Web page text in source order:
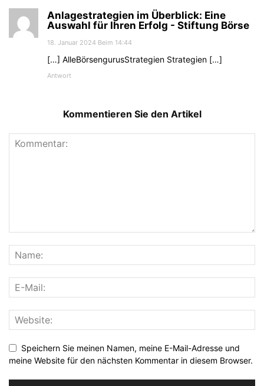
Anlagestrategien im Überblick: Eine
Auswahl für Ihren Erfolg - Stiftung Börse
18. Januar 2024 Beim 14:44
[…] AlleBörsengurusStrategien Strategien […]
Antwort
Kommentieren Sie den Artikel
Speichern Sie meinen Namen, meine E-Mail-Adresse und
meine Website für den nächsten Kommentar in diesem Browser.